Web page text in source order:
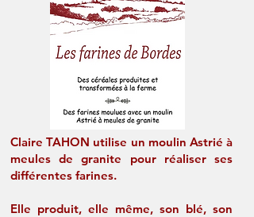
Claire TAHON utilise un moulin Astrié à
meules de granite pour réaliser ses
différentes farines.
Elle produit, elle même, son blé, son